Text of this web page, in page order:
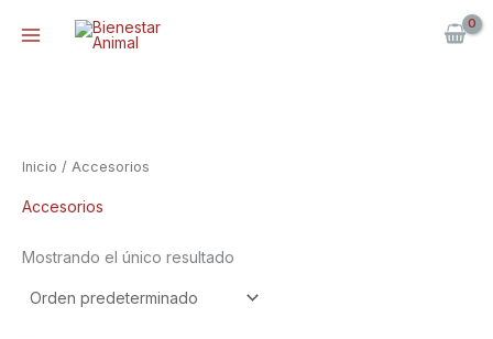
Inicio / Accesorios
Accesorios
Mostrando el único resultado